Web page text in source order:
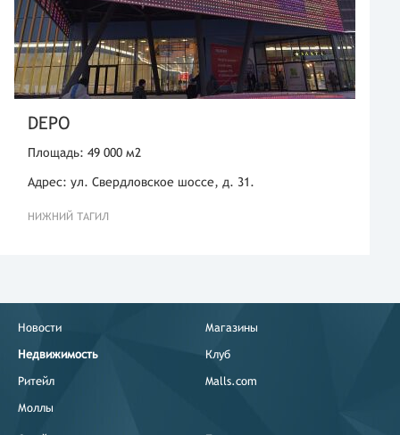
DEPO
Площадь: 49 000 м2
Адрес: ул. Свердловское шоссе, д. 31.
НИЖНИЙ ТАГИЛ
Новости
Недвижимость
Ритейл
Моллы
Магазины
Клуб
Malls.com